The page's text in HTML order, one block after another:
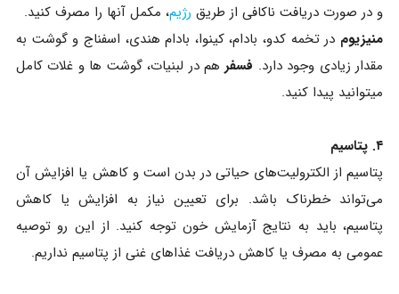
و در صورت دریافت ناکافی از طریق رژیم، مکمل آنها را مصرف کنید.
منیزیوم در تخمه کدو، بادام، کینوا، بادام هندی، اسفناج و گوشت به
مقدار زیادی وجود دارد. فسفر هم در لبنیات، گوشت ها و غلات کامل
میتوانید پیدا کنید.
۴. پتاسیم
پتاسیم از الکترولیت‌های حیاتی در بدن است و کاهش یا افزایش آن
می‌تواند خطرناک باشد. برای تعیین نیاز به افزایش یا کاهش
پتاسیم، باید به نتایج آزمایش خون توجه کنید. از این رو توصیه
عمومی به مصرف یا کاهش دریافت غذاهای غنی از پتاسیم نداریم.